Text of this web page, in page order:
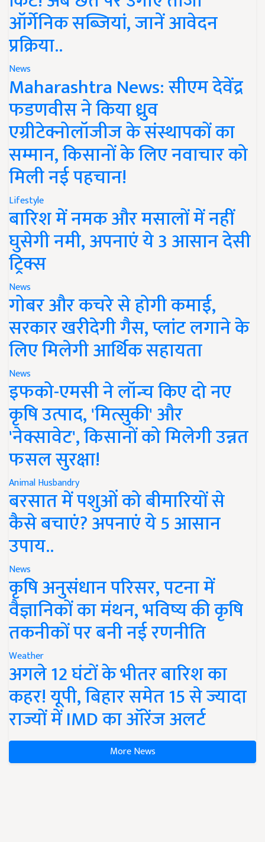
ऑर्गेनिक सब्जियां, जानें आवेदन
प्रक्रिया..
News
Maharashtra News: सीएम देवेंद्र
फडणवीस ने किया ध्रुव
एग्रीटेक्नोलॉजीज के संस्थापकों का
सम्मान, किसानों के लिए नवाचार को
मिली नई पहचान!
Lifestyle
बारिश में नमक और मसालों में नहीं
घुसेगी नमी, अपनाएं ये 3 आसान देसी
ट्रिक्स
News
गोबर और कचरे से होगी कमाई,
सरकार खरीदेगी गैस, प्लांट लगाने के
लिए मिलेगी आर्थिक सहायता
News
इफको-एमसी ने लॉन्च किए दो नए
कृषि उत्पाद, 'मित्सुकी' और
'नेक्सावेट', किसानों को मिलेगी उन्नत
फसल सुरक्षा!
Animal Husbandry
बरसात में पशुओं को बीमारियों से
कैसे बचाएं? अपनाएं ये 5 आसान
उपाय..
News
कृषि अनुसंधान परिसर, पटना में
वैज्ञानिकों का मंथन, भविष्य की कृषि
तकनीकों पर बनी नई रणनीति
Weather
अगले 12 घंटों के भीतर बारिश का
कहर! यूपी, बिहार समेत 15 से ज्यादा
राज्यों में IMD का ऑरेंज अलर्ट
More News